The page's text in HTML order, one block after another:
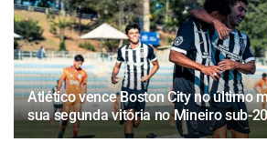
Atlético vence Boston City no último
sua segunda vitória no Mineiro sub-